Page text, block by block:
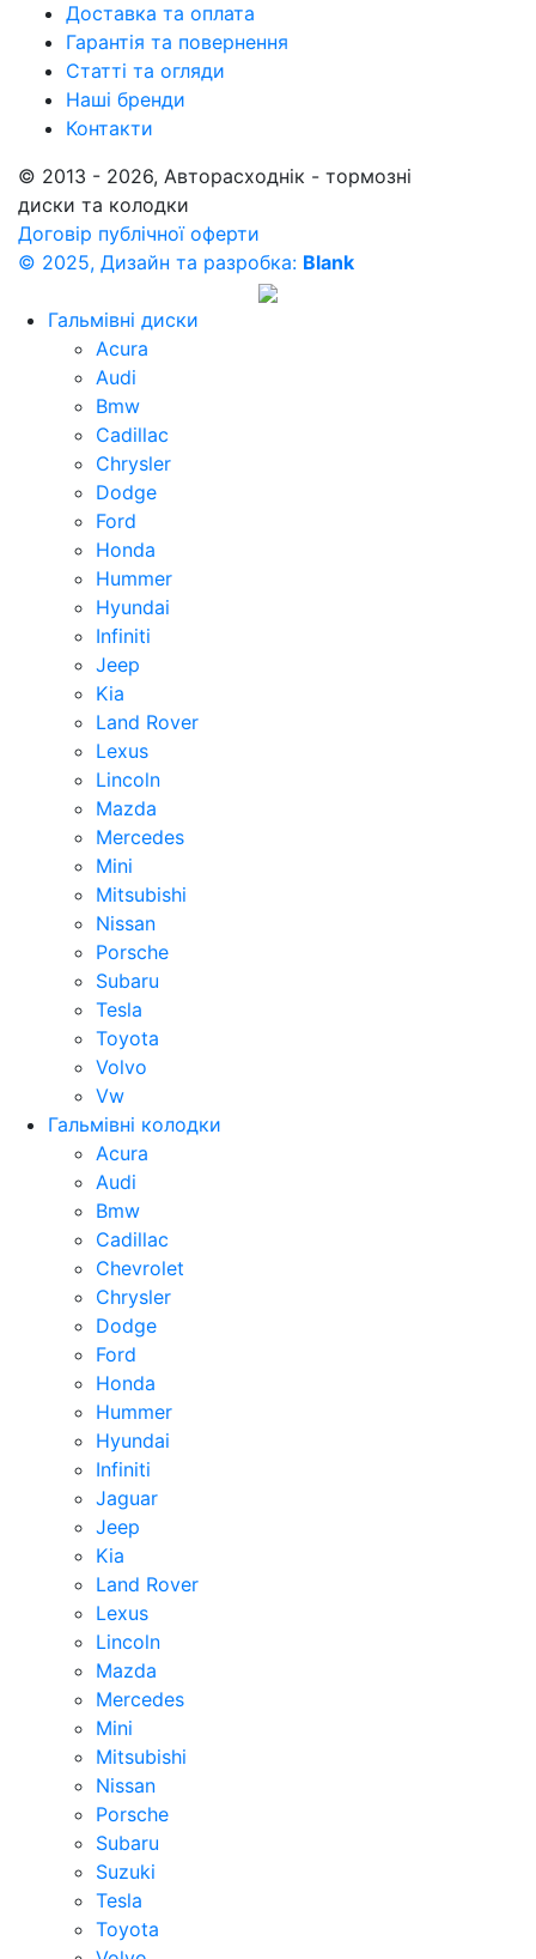
Доставка та оплата
Гарантія та повернення
Статті та огляди
Наші бренди
Контакти
© 2013 - 2026, Авторасходнік - тормозні
диски та колодки
Договір публічної оферти
© 2025, Дизайн та разробка: Blank
Гальмівні диски
Acura
Audi
Bmw
Cadillac
Chrysler
Dodge
Ford
Honda
Hummer
Hyundai
Infiniti
Jeep
Kia
Land Rover
Lexus
Lincoln
Mazda
Mercedes
Mini
Mitsubishi
Nissan
Porsche
Subaru
Tesla
Toyota
Volvo
Vw
Гальмівні колодки
Acura
Audi
Bmw
Cadillac
Chevrolet
Chrysler
Dodge
Ford
Honda
Hummer
Hyundai
Infiniti
Jaguar
Jeep
Kia
Land Rover
Lexus
Lincoln
Mazda
Mercedes
Mini
Mitsubishi
Nissan
Porsche
Subaru
Suzuki
Tesla
Toyota